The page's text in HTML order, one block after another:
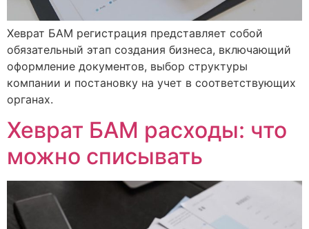
Хеврат БАМ регистрация представляет собой
обязательный этап создания бизнеса, включающий
оформление документов, выбор структуры
компании и постановку на учет в соответствующих
органах.
Хеврат БАМ расходы: что
можно списывать